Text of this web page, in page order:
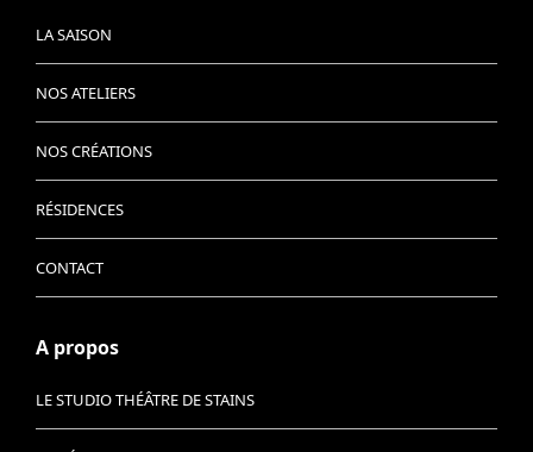
LA SAISON
NOS ATELIERS
NOS CRÉATIONS
RÉSIDENCES
CONTACT
A propos
LE STUDIO THÉÂTRE DE STAINS